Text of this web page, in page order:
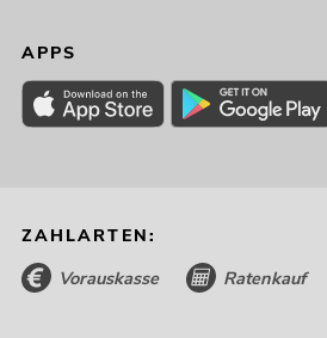
APPS
ZAHLARTEN:
Vorauskasse Ratenkauf